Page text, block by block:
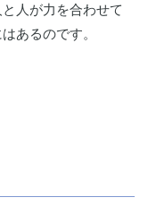
人が力を合わせて
あるのです。